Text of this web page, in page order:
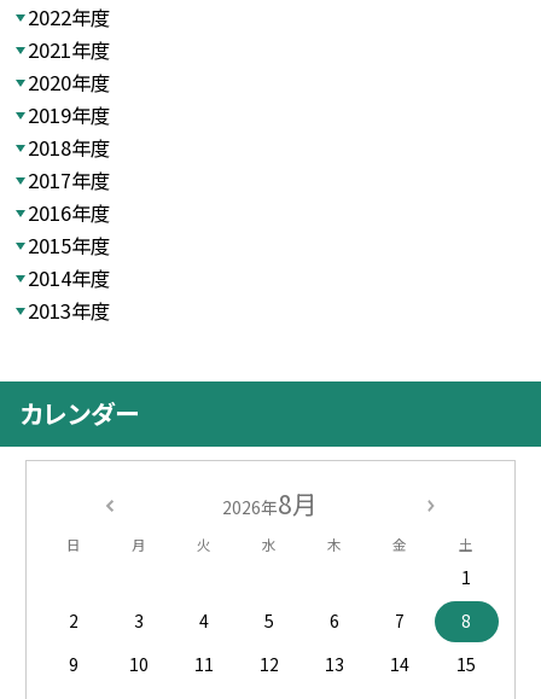
2022年度
2021年度
2020年度
2019年度
2018年度
2017年度
2016年度
2015年度
2014年度
2013年度
カレンダー
2026年8月
日 月 火 水 木 金 土
1
2
3 4 5 6 7
8
9
10 11 12 13 14
15